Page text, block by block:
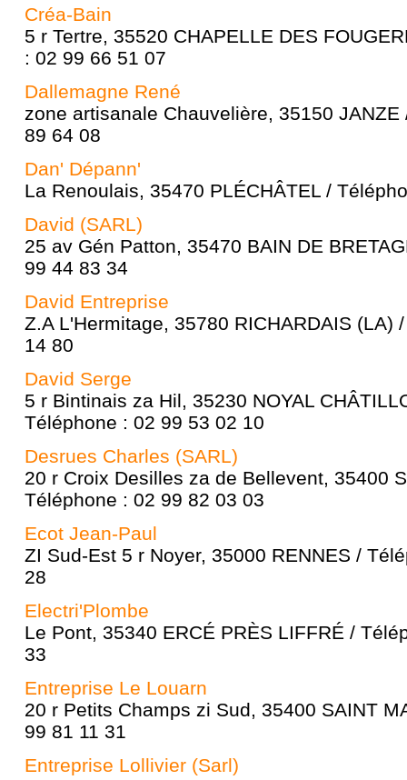
Créa-Bain
5 r Tertre, 35520 CHAPELLE DES
: 02 99 66 51 07
Dallemagne René
zone artisanale Chauvelière, 35150
89 64 08
Dan' Dépann'
La Renoulais, 35470 PLÉCHÂTEL /
David (SARL)
25 av Gén Patton, 35470 BAIN DE
99 44 83 34
David Entreprise
Z.A L'Hermitage, 35780 RICHARDAIS (LA)
14 80
David Serge
5 r Bintinais za Hil, 35230 NOYAL
Téléphone : 02 99 53 02 10
Desrues Charles (SARL)
20 r Croix Desilles za de Bellevent, 35400
Téléphone : 02 99 82 03 03
Ecot Jean-Paul
ZI Sud-Est 5 r Noyer, 35000 RENNES /
28
Electri'Plombe
Le Pont, 35340 ERCÉ PRÈS LIFFRÉ /
33
Entreprise Le Louarn
20 r Petits Champs zi Sud, 35400 SAINT
99 81 11 31
Entreprise Lollivier (Sarl)